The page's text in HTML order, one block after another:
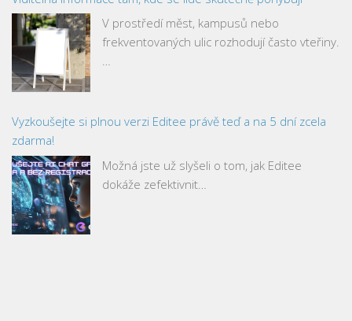
V prostředí měst, kampusů nebo
frekventovaných ulic rozhodují často vteřiny.
…
Vyzkoušejte si plnou verzi Editee právě teď a na 5 dní zcela
zdarma!
Možná jste už slyšeli o tom, jak Editee
dokáže zefektivnit…